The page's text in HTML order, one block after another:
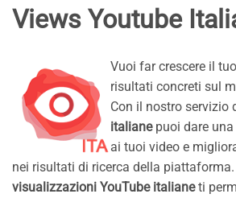
Views Youtube
Vuoi far crescere il
risultati concreti sul
Con il nostro servizio
italianepuoi dare
ai tuoi video e
nei risultati di ricerca della
visualizzazioni YouTube italianeti